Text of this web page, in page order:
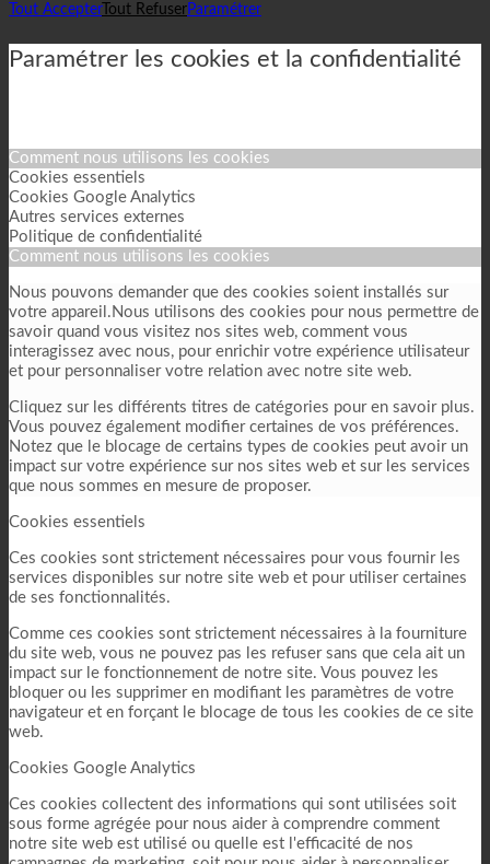
Tout AccepterTout RefuserParamétrer
Paramétrer les cookies et la confidentialité
Comment nous utilisons les cookies
Cookies essentiels
Cookies Google Analytics
Autres services externes
Politique de confidentialité
Comment nous utilisons les cookies
Nous pouvons demander que des cookies soient installés sur
votre appareil.Nous utilisons des cookies pour nous permettre de
savoir quand vous visitez nos sites web, comment vous
interagissez avec nous, pour enrichir votre expérience utilisateur
et pour personnaliser votre relation avec notre site web.
Cliquez sur les différents titres de catégories pour en savoir plus.
Vous pouvez également modifier certaines de vos préférences.
Notez que le blocage de certains types de cookies peut avoir un
impact sur votre expérience sur nos sites web et sur les services
que nous sommes en mesure de proposer.
Cookies essentiels
Ces cookies sont strictement nécessaires pour vous fournir les
services disponibles sur notre site web et pour utiliser certaines
de ses fonctionnalités.
Comme ces cookies sont strictement nécessaires à la fourniture
du site web, vous ne pouvez pas les refuser sans que cela ait un
impact sur le fonctionnement de notre site. Vous pouvez les
bloquer ou les supprimer en modifiant les paramètres de votre
navigateur et en forçant le blocage de tous les cookies de ce site
web.
Cookies Google Analytics
Ces cookies collectent des informations qui sont utilisées soit
sous forme agrégée pour nous aider à comprendre comment
notre site web est utilisé ou quelle est l'efficacité de nos